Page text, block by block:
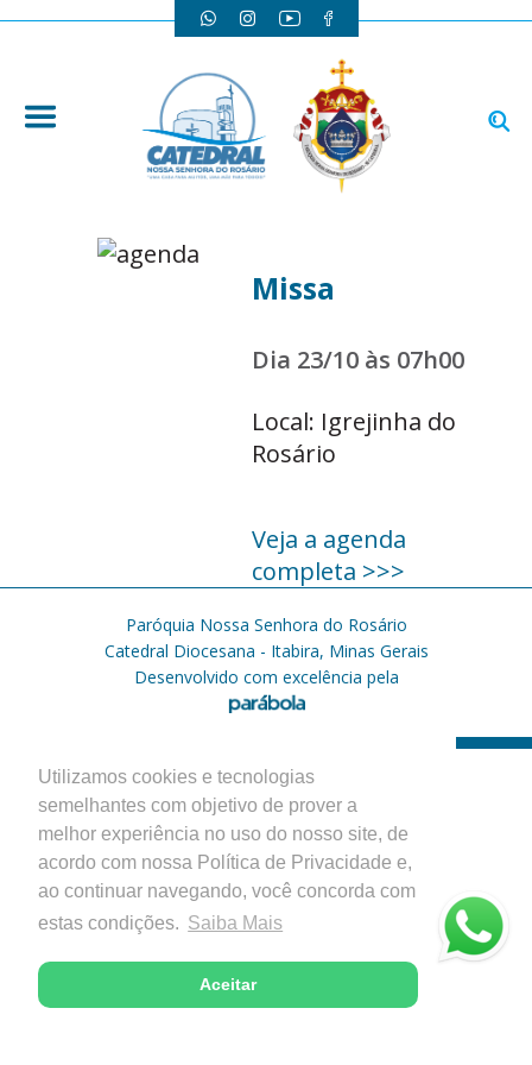
Utilizamos cookies e tecnologias
semelhantes com objetivo de prover a
melhor experiência no uso do nosso site, de
acordo com nossa Política de Privacidade e,
ao continuar navegando, você concorda com
estas condições. Saiba Mais
Aceitar
Missa
Dia 23/10 às 07h00
Local: Igrejinha do
Rosário
Veja a agenda
completa >>>
Paróquia Nossa Senhora do Rosário
Catedral Diocesana - Itabira, Minas Gerais
Desenvolvido com excelência pela